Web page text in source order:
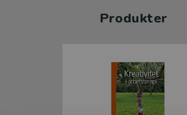
Produkter